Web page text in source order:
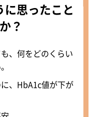
に思ったこと
？
、何をどのくらい
、HbA1c値が下が